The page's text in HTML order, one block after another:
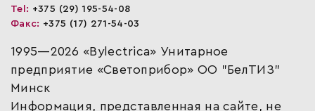
Tel: +375 (29) 195-54-08
Факс: +375 (17) 271-54-03
1995—2026 «Bylectrica» Унитарное
предприятие «Светоприбор» ОО "БелТИЗ"
Минск
Информация, представленная на сайте, не